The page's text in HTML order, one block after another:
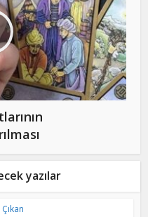
yazılar